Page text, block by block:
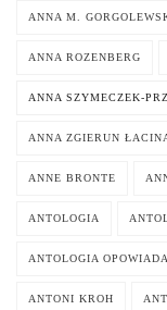
ANNA M.
ANNA ROZENBERG
ANNA SZYMECZEK-
ANNA ZGIERUN
ANNE BRONTE
ANTOLOGIA
ANTOLOGIA
ANTONI KROH